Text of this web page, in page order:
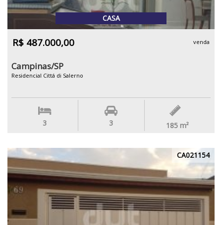
CASA
R$ 487.000,00 venda
Campinas/SP
Residencial Cittá di Salerno
3 3 185 m²
CA021154